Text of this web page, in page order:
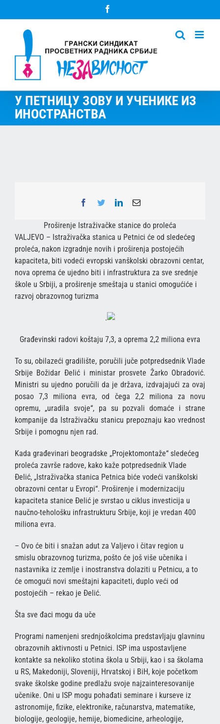
to
У ПЕТНИЦУ ЗОВУ И УЧЕНИКЕ ИЗ
ИНОСТРАНСТВА
Facebook
TwitterLinkedInEmail
Proširenje Istraživačke stanice do proleća
VALJEVO – Istraživačka stanica u Petnici će od sledećeg
proleća, nakon izgradnje novih i proširenja postojećih
kapaciteta, biti vodeći evropski vanškolski obrazovni centar,
nova oprema će ujedno biti i infrastruktura za sve srednje
škole u Srbiji, a proširenje smeštaja u stanici omogućiće i
razvoj obrazovnog turizma
.
Građevinski radovi koštaju 7,3, a oprema 2,2 miliona evra
To su, obilazeći gradilište, poručili juče potpredsednik Vlade
Srbije Božidar Đelić i ministar prosvete Žarko Obradović.
Ministri su ujedno poručili da je država, izdvajajući za ovaj
posao 7,3 miliona evra, od čega 2,2 miliona za novu
opremu, „uradila svoje“, pa su pozvali domaće i strane
kompanije da Istraživačku stanicu prepoznaju kao vrednost
Srbije i pomognu njen rad.
Kada građevinari beogradske „Projektomontaže“ sledećeg
proleća završe radove, kako kaže potpredsednik Vlade
Đelić, „Istraživačka stanica Petnica biće vodeći vanškolski
obrazovni centar u Evropi“. Proširenje i modernizaciju
kapaciteta stanice Đelić je svrstao u ciklus investicija u
naučno-tehološku infrastrukturu Srbije, koji je vredan 400
miliona evra.
– Ovo će biti i snažan adut za Valjevo i čitav region u
smislu obrazovnog turizma, pošto će još više učenika i
nastavnika iz zemlje i inostranstva dolaziti u Petnicu, a to
će omogući novi smeštajni kapaciteti, duplo veći od
postojećih – rekao je Đelić.
Šta sve đaci mogu da uče
Programi namenjeni srednjoškolcima predstavljaju glavninu
obrazovnih aktivnosti u Petnici. ISP ima uspostavljene
kontakte sa nekoliko stotina škola u Srbiji, kao i sa školama
u RS, Makedoniji, Sloveniji, Hrvatskoj i BiH, koje početkom
svake školske godine predlažu svoje najzainteresovanije
učenike. Oni u ISP mogu pohađati seminare i kurseve iz
astronomije, fizike, elektronike, računarstva, matematike,
biologije, geologije, hemije, biomedicine, arheologije,